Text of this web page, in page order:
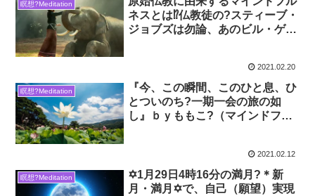
瞑想?Meditation
ネスとは⁉仏教徒の?スティーブ・
ジョブズは勿論、あのビル・ゲイ
ティ）と言われます。今の心と書
いて『念』。よって『今、ここ
ろ』です?
2021.02.20
瞑想?Meditation
『今、この瞬間、このひと息、ひ
とついのち?一期一会の旅の如
し』ｂｙももこ?（マインドフル
2021.02.12
瞑想?Meditation
✡1月29日4時16分の満月?＊新
月・満月✡で、自己（願望）実現